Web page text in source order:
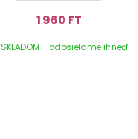
1 960 FT
SKLADOM - odosielame ihneď